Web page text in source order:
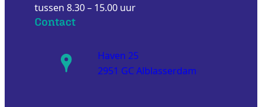
tussen 8.30 – 15.00 uur
Contact
Haven 25
2951 GC Alblasserdam